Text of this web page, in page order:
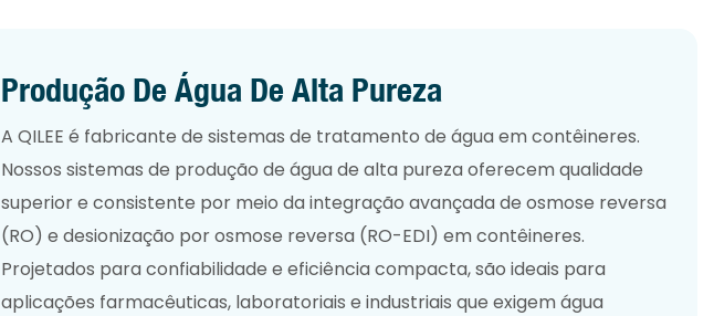
Produção De Água De Alta Pureza
A QILEE é fabricante de sistemas de tratamento de água em contêineres.
Nossos sistemas de produção de água de alta pureza oferecem qualidade
superior e consistente por meio da integração avançada de osmose reversa
(RO) e desionização por osmose reversa (RO-EDI) em contêineres.
Projetados para confiabilidade e eficiência compacta, são ideais para
aplicações farmacêuticas, laboratoriais e industriais que exigem água